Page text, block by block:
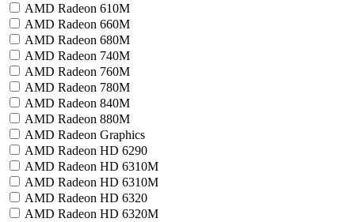
AMD Radeon 610M
AMD Radeon 660M
AMD Radeon 680M
AMD Radeon 740M
AMD Radeon 760M
AMD Radeon 780M
AMD Radeon 840M
AMD Radeon 880M
AMD Radeon Graphics
AMD Radeon HD 6290
AMD Radeon HD 6310M
AMD Radeon HD 6310М
AMD Radeon HD 6320
AMD Radeon HD 6320М